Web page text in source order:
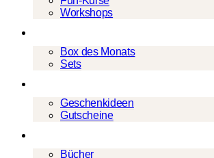
Workshops
Box des Monats
Sets
Geschenkideen
Gutscheine
Bücher